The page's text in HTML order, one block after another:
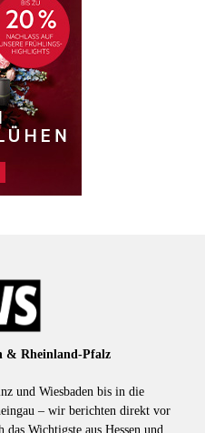
& Rheinland-Pfalz
und Wiesbaden bis in die
– wir berichten direkt vor
Wichtigste aus Hessen und